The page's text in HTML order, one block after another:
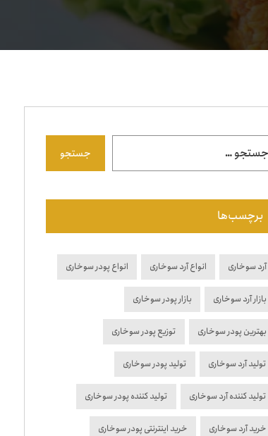
جستجو
برچسب‌ها
آرد سوخاری انواع آرد سوخاری انواع پودر سوخاری
بازار آرد سوخاری بازار پودر سوخاری
بهترین پودر سوخاری توزیع پودر سوخاری
تولید آرد سوخاری تولید پودر سوخاری
تولید کننده آرد سوخاری تولید کننده پودر سوخاری
خرید آرد سوخاری خرید اینترنتی پودر سوخاری